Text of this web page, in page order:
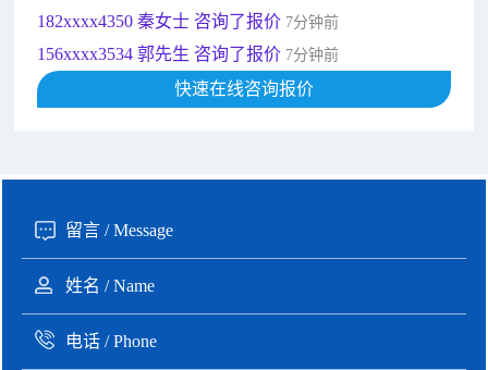
156xxxx3534 郭先生 咨询了报价 7分钟前
192xxxx2920 周先生 咨询了报价 10分钟前
189xxxx6562 王先生 咨询了报价1秒前
快速在线咨询报价